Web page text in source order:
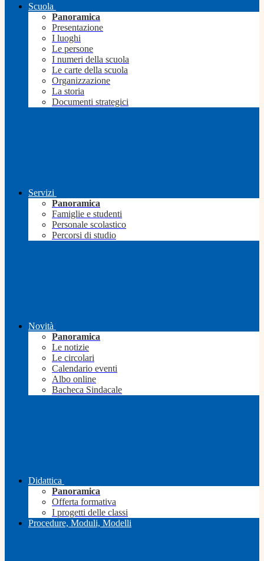
Scuola
Panoramica
Presentazione
I luoghi
Le persone
I numeri della scuola
Le carte della scuola
Organizzazione
La storia
Documenti strategici
Servizi
Panoramica
Famiglie e studenti
Personale scolastico
Percorsi di studio
Novità
Panoramica
Le notizie
Le circolari
Calendario eventi
Albo online
Bacheca Sindacale
Didattica
Panoramica
Offerta formativa
I progetti delle classi
Procedure, Moduli, Modelli